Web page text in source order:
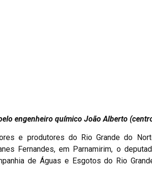
engenheiro químico João Alberto
e produtores do Rio Grande do
Fernandes, em Parnamirim, o
de Águas e Esgotos do Rio